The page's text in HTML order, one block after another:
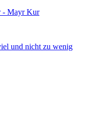
- Mayr Kur
und nicht zu wenig